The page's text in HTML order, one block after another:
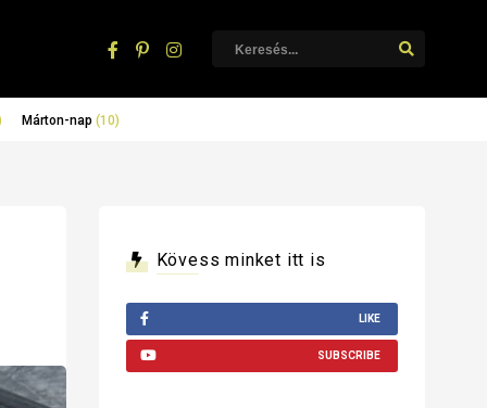
Márton-nap (10)
Kövess minket itt is
LIKE
SUBSCRIBE